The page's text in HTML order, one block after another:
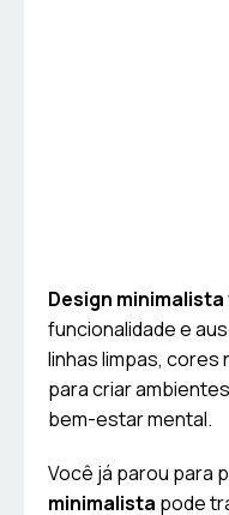
Design minimalista
funcionalidade e
linhas limpas,
para criar
bem-estar mental.
Você já parou para
minimalista pode